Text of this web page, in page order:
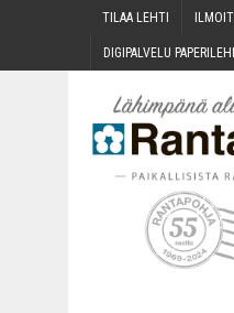
TILAA LEH­TI
DIGI­PAL­VE­LU